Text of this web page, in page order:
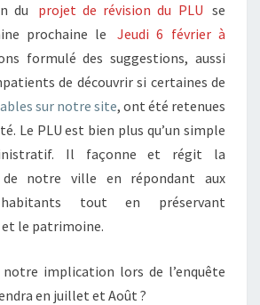
du projet de révision du PLU se
prochaine le
Jeudi 6 février à
formulé des suggestions, aussi
de découvrir si certaines de
sur notre site, ont été retenues
Le PLU est bien plus qu’un simple
Il façonne et régit la
notre ville en répondant aux
tout en préservant
le patrimoine.
implication lors de l’enquête
en juillet et Août ?